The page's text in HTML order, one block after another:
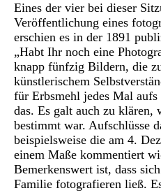
Eines der vier bei dieser
Veröffentlichung eines
erschien es in der 1891
„Habt Ihr noch eine
knapp fünfzig Bildern, die
künstlerischem
für Erbsmehl jedes Mal
das. Es galt auch zu klären,
bestimmt war. Aufschlüsse
beispielsweise die am 4.
einem Maße kommentiert
Bemerkenswert ist, dass
Familie fotografieren ließ.